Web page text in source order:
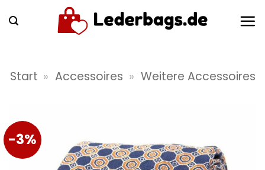
Inhalt
Start » Accessoires » Weitere Accessoires
-3%